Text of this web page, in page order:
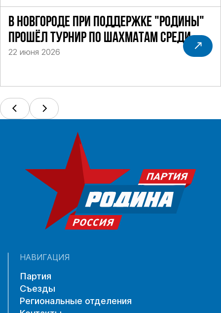
В НОВГОРОДЕ ПРИ ПОДДЕРЖКЕ "РОДИНЫ"
ПРОШЁЛ ТУРНИР ПО ШАХМАТАМ СРЕДИ
СИЛОВИКОВ
22 июня 2026
НАВИГАЦИЯ
Партия
Съезды
Региональные отделения